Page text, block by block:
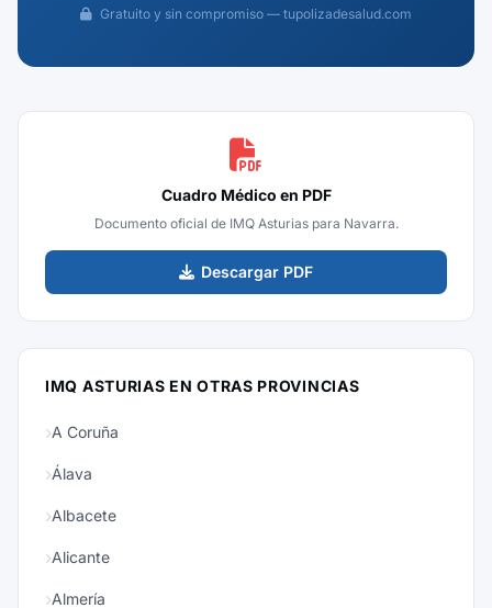
Gratuito y sin compromiso — tupolizadesalud.com
Cuadro Médico en PDF
Documento oficial de IMQ Asturias para Navarra.
Descargar PDF
IMQ ASTURIAS EN OTRAS PROVINCIAS
A Coruña
Álava
Albacete
Alicante
Almería